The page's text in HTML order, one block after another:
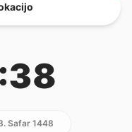
Safar 1448